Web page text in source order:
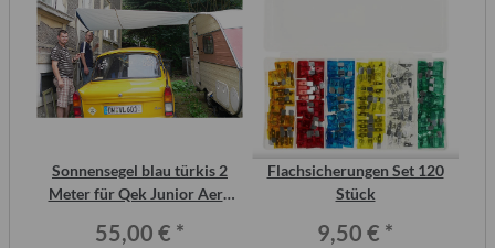
Sonnensegel blau türkis 2
Meter für Qek Junior Aero
55,00 € *
Flachsicherungen Set 120
Stück
9,50 € *